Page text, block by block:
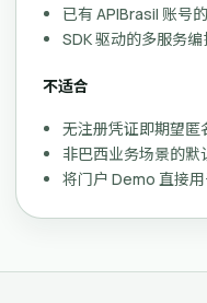
已有 APIBrasil 账号
SDK 驱动的多服务编
不适合
无注册凭证即期望匿
非巴西业务场景的默
将门户 Demo 直接